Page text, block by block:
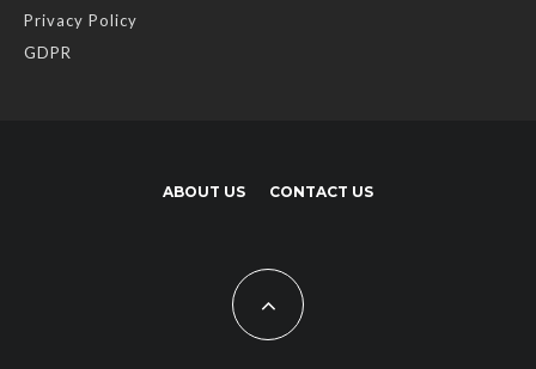
Privacy Policy
GDPR
ABOUT US CONTACT US